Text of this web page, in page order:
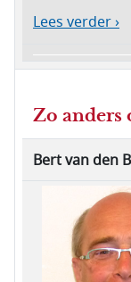
Lees verder ›
Zo anders
Bert van den